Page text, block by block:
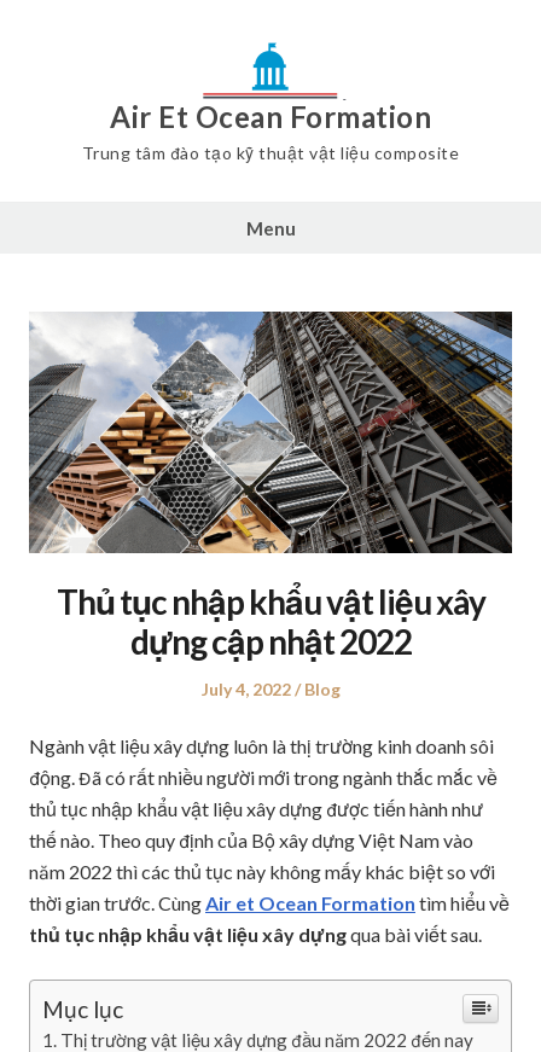
Air Et Ocean Formation
Trung tâm đào tạo kỹ thuật vật liệu composite
Menu
Thủ tục nhập khẩu vật liệu xây
dựng cập nhật 2022
Posted
July 4, 2022
Posted
Blog
Ngành vật liệu xây dựng luôn là thị trường kinh doanh sôi
động. Đã có rất nhiều người mới trong ngành thắc mắc về
thủ tục nhập khẩu vật liệu xây dựng được tiến hành như
thế nào. Theo quy định của Bộ xây dựng Việt Nam vào
năm 2022 thì các thủ tục này không mấy khác biệt so với
thời gian trước. CùngAir et Ocean Formation tìm hiểu về
thủ tục nhập khẩu vật liệu xây dựngqua bài viết sau.
Mục lục
Thị trường vật liệu xây dựng đầu năm 2022 đến nay